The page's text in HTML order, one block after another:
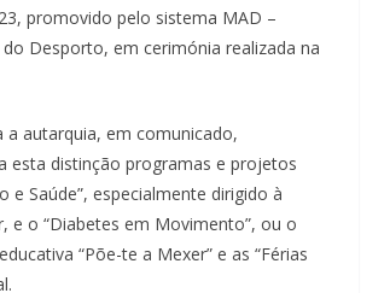
promovido pelo sistema MAD –
Desporto, em cerimónia realizada na
a autarquia, em comunicado,
esta distinção programas e projetos
e Saúde”, especialmente dirigido à
e o “Diabetes em Movimento”, ou o
“Põe-te a Mexer” e as “Férias